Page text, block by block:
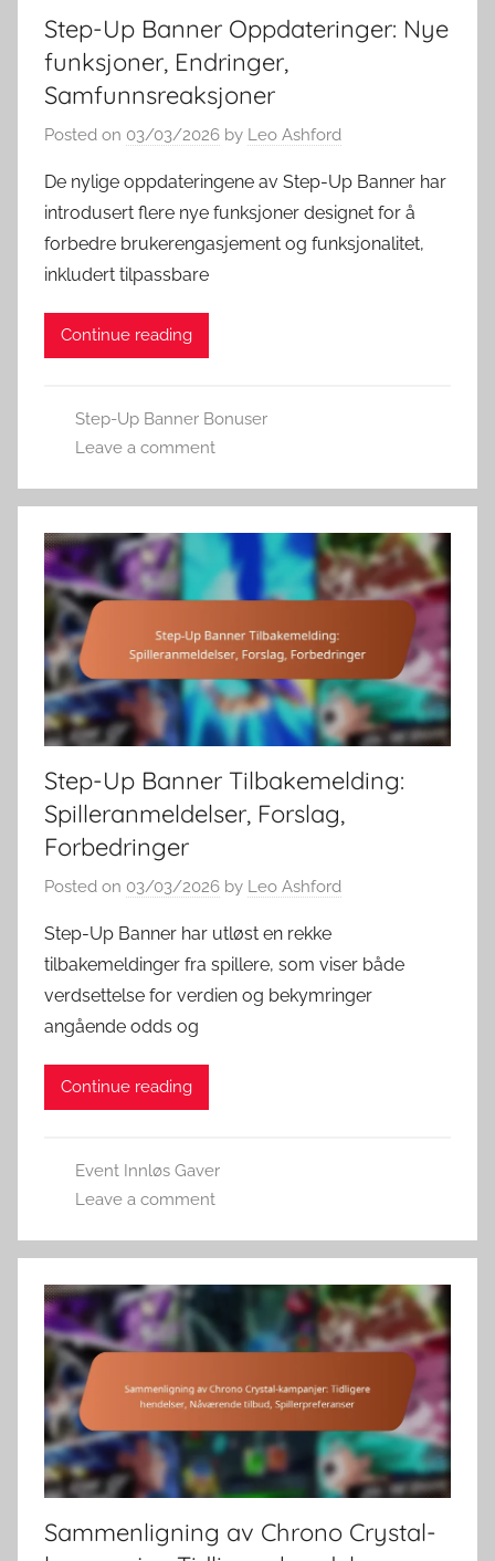
Step-Up Banner Oppdateringer: Nye
funksjoner, Endringer,
Samfunnsreaksjoner
Posted on 03/03/2026 by Leo Ashford
De nylige oppdateringene av Step-Up Banner har
introdusert flere nye funksjoner designet for å
forbedre brukerengasjement og funksjonalitet,
inkludert tilpassbare
Continue reading
Step-Up Banner Bonuser
Leave a comment
Step-Up Banner Tilbakemelding:
Spilleranmeldelser, Forslag,
Forbedringer
Posted on 03/03/2026 by Leo Ashford
Step-Up Banner har utløst en rekke
tilbakemeldinger fra spillere, som viser både
verdsettelse for verdien og bekymringer
angående odds og
Continue reading
Event Innløs Gaver
Leave a comment
Sammenligning av Chrono Crystal-